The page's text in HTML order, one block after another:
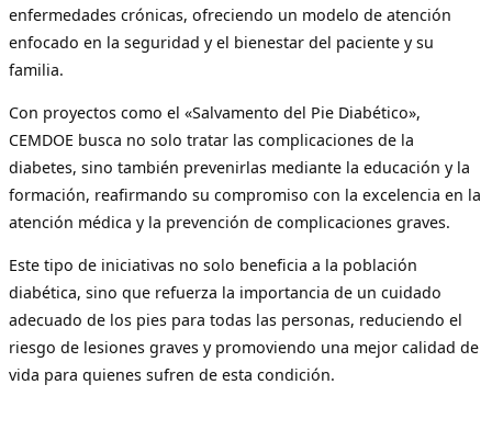
enfermedades crónicas, ofreciendo un modelo de atención
enfocado en la seguridad y el bienestar del paciente y su
familia.
Con proyectos como el «Salvamento del Pie Diabético»,
CEMDOE busca no solo tratar las complicaciones de la
diabetes, sino también prevenirlas mediante la educación y la
formación, reafirmando su compromiso con la excelencia en la
atención médica y la prevención de complicaciones graves.
Este tipo de iniciativas no solo beneficia a la población
diabética, sino que refuerza la importancia de un cuidado
adecuado de los pies para todas las personas, reduciendo el
riesgo de lesiones graves y promoviendo una mejor calidad de
vida para quienes sufren de esta condición.